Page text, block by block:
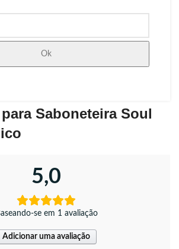
Ok
Saboneteira Soul
5,0
se em 1 avaliação
Adicionar uma avaliação